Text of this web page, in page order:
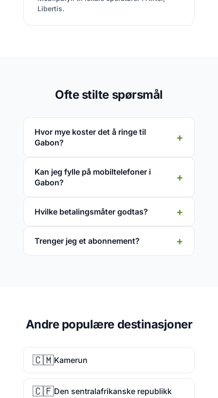
Libertis.
Ofte stilte spørsmål
Hvor mye koster det å ringe til
Gabon?
Kan jeg fylle på mobiltelefoner i
Gabon?
Hvilke betalingsmåter godtas?
Trenger jeg et abonnement?
Andre populære destinasjoner
🇨🇲Kamerun
🇨🇫Den sentralafrikanske republikk